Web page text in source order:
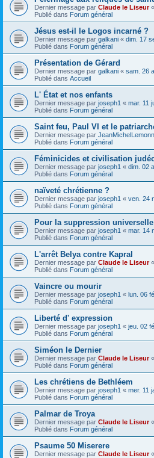
Dernier message par Claude le Liseur«
Publié dans Forum général
Jésus est-il le Logos incarné ?
Dernier message par galkani « dim. 17
Publié dans Forum général
Présentation de Gérard
Dernier message par galkani « sam. 26
Publié dans Accueil
L' État et nos enfants
Dernier message par joseph1 « mar. 11
Publié dans Forum général
Saint feu, Paul VI et le
Dernier message par
Publié dans Forum général
Féminicides et civilisation
Dernier message par joseph1 « dim. 02
Publié dans Forum général
naïveté chrétienne ?
Dernier message par joseph1 « ven. 24
Publié dans Forum général
Pour la suppression universelle
Dernier message par joseph1 « mar. 14
Publié dans Forum général
L'arrêt Belya contre Kapral
Dernier message par Claude le Liseur«
Publié dans Forum général
Vaincre ou mourir
Dernier message par joseph1 « lun. 06
Publié dans Forum général
Liberté d' expression
Dernier message par joseph1 « jeu. 02
Publié dans Forum général
Siméon le Dernier
Dernier message par Claude le Liseur«
Publié dans Forum général
Les chrétiens de Bethléem
Dernier message par joseph1 « mer. 11
Publié dans Forum général
Palmar de Troya
Dernier message par Claude le Liseur«
Publié dans Forum général
Psaume 50 Miserere
Dernier message par Claude le Liseur«